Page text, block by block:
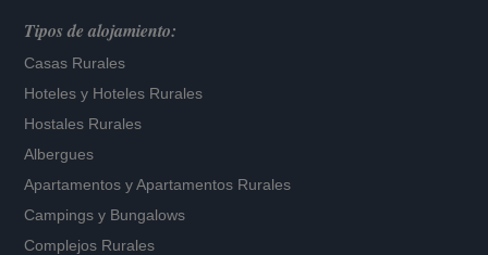
Tipos de alojamiento:
Casas Rurales
Hoteles y Hoteles Rurales
Hostales Rurales
Albergues
Apartamentos yApartamentos Rurales
Campings y Bungalows
Complejos Rurales